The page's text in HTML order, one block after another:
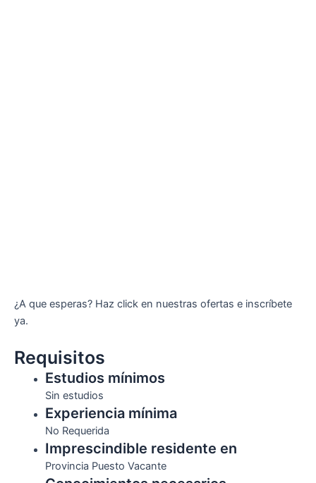
¿A que esperas? Haz click en nuestras ofertas e inscríbete
ya.
Requisitos
Estudios mínimos
Sin estudios
Experiencia mínima
No Requerida
Imprescindible residente en
Provincia Puesto Vacante